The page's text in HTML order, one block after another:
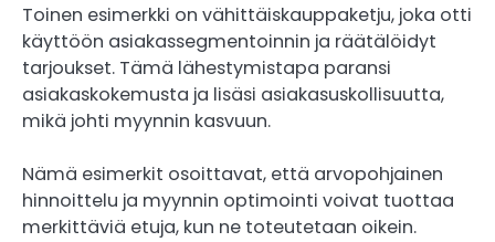
Toinen esimerkki on vähittäiskauppaketju, joka otti
käyttöön asiakassegmentoinnin ja räätälöidyt
tarjoukset. Tämä lähestymistapa paransi
asiakaskokemusta ja lisäsi asiakasuskollisuutta,
mikä johti myynnin kasvuun.
Nämä esimerkit osoittavat, että arvopohjainen
hinnoittelu ja myynnin optimointi voivat tuottaa
merkittäviä etuja, kun ne toteutetaan oikein.